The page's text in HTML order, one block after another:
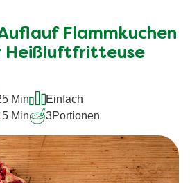
dieses
recipe
abgegeben
Flammkuchen
Heißluftfritteuse
Min
Einfach
Min
3Portionen